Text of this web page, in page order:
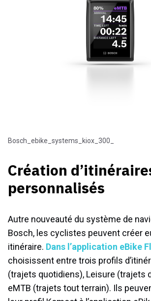
bosch_ebike_systems_kiox_300_
Création
personnalisés
Autre nouveauté du système de
Bosch, les cyclistes peuvent créer
itinéraire. Dans l’application eBike
choisissent entre trois profils
(trajets quotidiens), Leisure (trajets
eMTB (trajets tout terrain). Ils